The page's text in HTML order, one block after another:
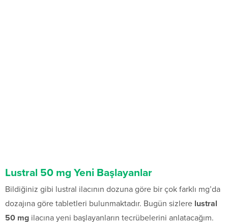
Lustral 50 mg Yeni Başlayanlar
Bildiğiniz gibi lustral ilacının dozuna göre bir çok farklı mg’da
dozajına göre tabletleri bulunmaktadır. Bugün sizlere lustral
50 mg ilacına yeni başlayanların tecrübelerini anlatacağım.